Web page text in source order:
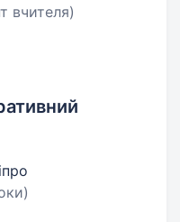
вчителя)